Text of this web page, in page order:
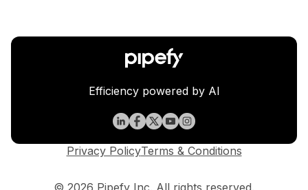
Efficiency powered by AI
Privacy PolicyTerms & Conditions